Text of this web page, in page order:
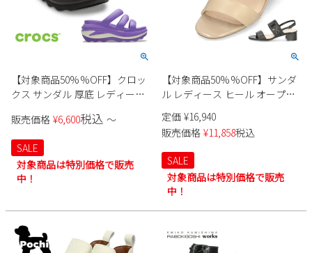
【対象商品50%%OFF】クロッ
クス サンダル 厚底 レディース
パープル メガ クラッシュ トリ
プル ストラップ 209842 履きや
すい ふわふわストラップ
販売価格 ¥6,600税込 〜
SALE
対象商品は特別価格で販売
中！
【対象商品50%%OFF】サンダ
ル レディース ヒール オープン
トゥ バックストラップ 黒 ブラ
ック ベージュ おしゃれ 夏 太め
ヒール 本革 unity ユニティ 8296
定価 ¥16,940
販売価格 ¥11,858税込
SALE
対象商品は特別価格で販売
中！